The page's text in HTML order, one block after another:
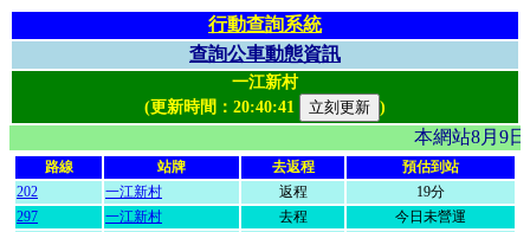
行動查詢系統
查詢公車動態資訊
一江新村
(更新時間： 20:40:41 )
本網站8月9
路線 站牌 去返程
預估到站
202
一江新村 返程
19分
297
一江新村 去程
今日未營運